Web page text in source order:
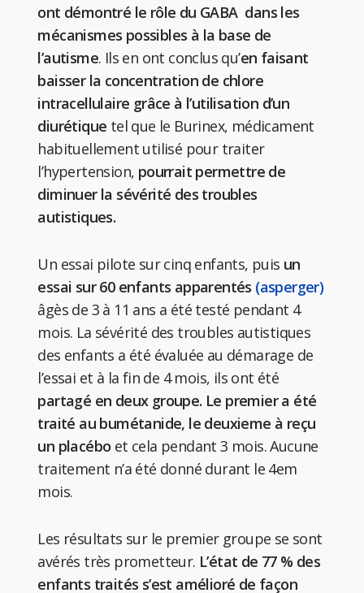
ont démontré le rôle du GABA dans les
mécanismes possibles à la base de
l’autisme. Ils en ont conclus qu’en faisant
baisser la concentration de chlore
intracellulaire grâce à l’utilisation d’un
diurétique tel que le Burinex, médicament
habituellement utilisé pour traiter
l’hypertension, pourrait permettre de
diminuer la sévérité des troubles
autistiques.
Un essai pilote sur cinq enfants, puis un
essai sur 60 enfants apparentés (asperger)
âgès de 3 à 11 ans a été testé pendant 4
mois. La sévérité des troubles autistiques
des enfants a été évaluée au démarage de
l’essai et à la fin de 4 mois, ils ont été
partagé en deux groupe. Le premier a été
traité au bumétanide, le deuxieme à reçu
un placébo et cela pendant 3 mois. Aucune
traitement n’a été donné durant le 4em
mois.
Les résultats sur le premier groupe se sont
avérés très prometteur. L’état de 77 % des
enfants traités s’est amélioré de façon